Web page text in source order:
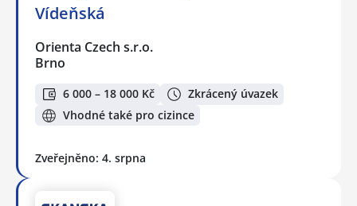
Vídeňská
Orienta Czech s.r.o.
Brno
6 000 – 18 000 Kč
Zkrácený úvazek
Vhodné také pro cizince
Zveřejněno: 4. srpna